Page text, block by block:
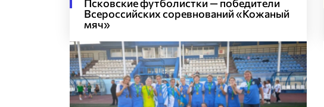
Псковские футболистки — победители
Всероссийских соревнований «Кожаный
мяч»